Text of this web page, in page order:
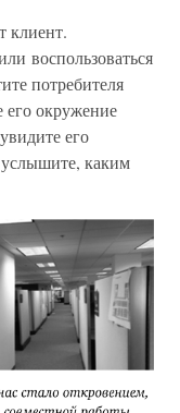
клиент.
воспользоваться
потребителя
окружение
его
каким